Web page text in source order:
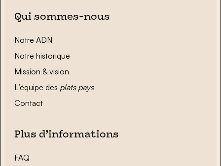
Qui sommes-nous
Notre ADN
Notre historique
Mission & vision
L’équipe des plats pays
Contact
Plus d’informations
FAQ